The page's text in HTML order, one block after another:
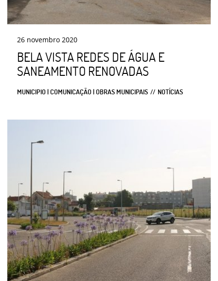
26 novembro 2020
BELA VISTA REDES DE ÁGUA E
SANEAMENTO RENOVADAS
MUNICIPIO | COMUNICAÇÃO | OBRAS MUNICIPAIS NOTÍCIAS